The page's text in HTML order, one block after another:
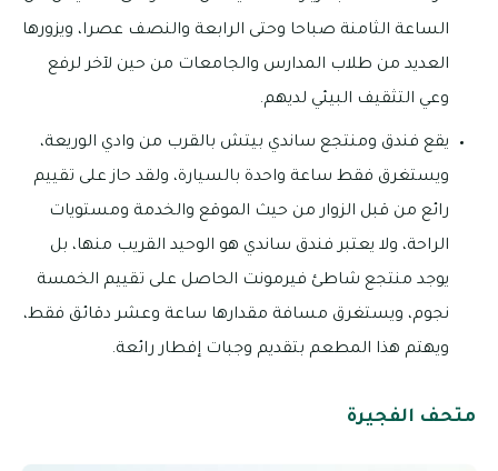
الساعة الثامنة صباحا وحتى الرابعة والنصف عصرا، ويزورها
العديد من طلاب المدارس والجامعات من حين لآخر لرفع
وعي التثقيف البيئي لديهم.
يقع فندق ومنتجع ساندي بيتش بالقرب من وادي الوريعة،
ويستغرق فقط ساعة واحدة بالسيارة، ولقد حاز على تقييم
رائع من قبل الزوار من حيث الموقع والخدمة ومستويات
الراحة، ولا يعتبر فندق ساندي هو الوحيد القريب منها، بل
يوجد منتجع شاطئ فيرمونت الحاصل على تقييم الخمسة
نجوم، ويستغرق مسافة مقدارها ساعة وعشر دقائق فقط،
ويهتم هذا المطعم بتقديم وجبات إفطار رائعة.
متحف الفجيرة